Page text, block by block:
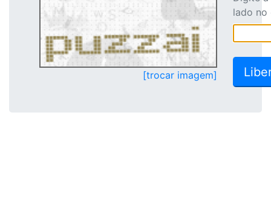
[trocar imagem]
lado no